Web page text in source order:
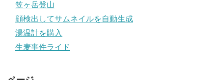
笠ヶ岳登山
顔検出してサムネイルを自動生成
湯温計を購入
生麦事件ライド